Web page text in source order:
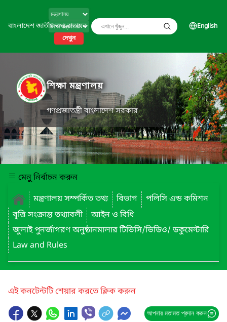
বাংলাদেশ জাতীয় তথ্য বাতায়ন
দেখুন
English
শিক্ষা মন্ত্রণালয়
গণপ্রজাতন্ত্রী বাংলাদেশ সরকার
মেনু নির্বাচন করুন
মন্ত্রণালয় সম্পর্কিত তথ্য
বিভাগ
পলিসি এন্ড কমিশন
বৃত্তি সংক্রান্ত তথ্যাবলী
আইন ও বিধি
জুলাই পুনর্জাগরণ অনুষ্ঠানমালার টিভিসি/ভিডিও/ ডকুমেন্টারি
Law and Rules
এই কনটেন্টটি শেয়ার করতে ক্লিক করুন
আপনার মতামত প্রদান করুন